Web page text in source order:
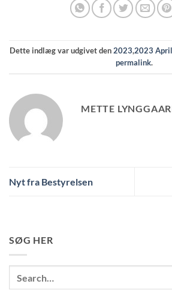
Dette indlæg var udgivet den2023,2023 April
permalink.
METTE
Nyt fra Bestyrelsen
SØG HER